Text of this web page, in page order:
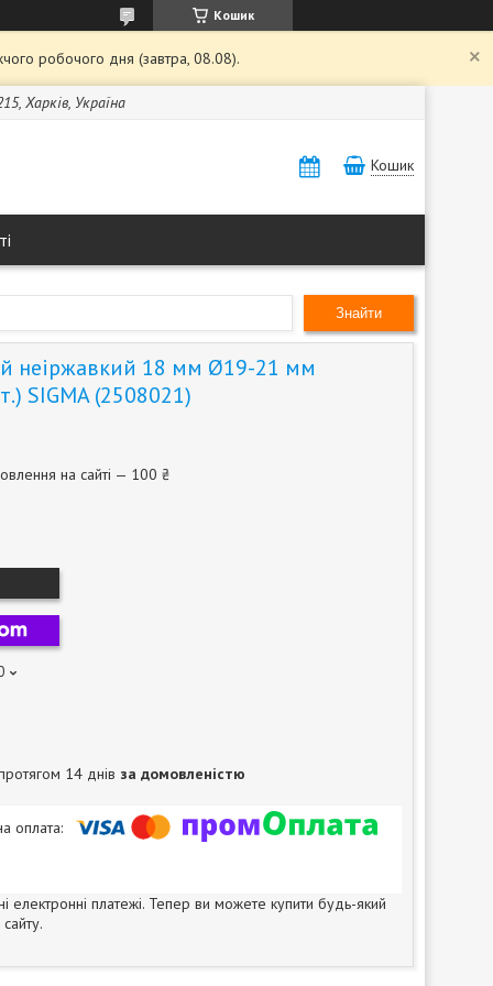
Кошик
робочого дня (завтра, 08.08).
Харків, Україна
Кошик
Знайти
неіржавкий 18 мм Ø19-21 мм
SIGMA (2508021)
на сайті — 100 ₴
14 днів за домовленістю
електронні платежі. Тепер ви можете купити будь-який